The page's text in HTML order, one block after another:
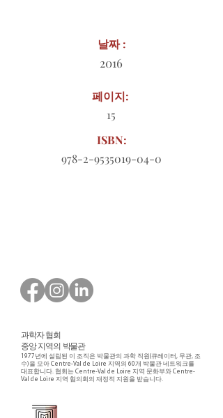
날짜 :
2016
페이지:
15
ISBN:
978-2-9535019-04-0
과학자 협회
중앙 지역의 박물관
1977년에 설립된 이 조직은 박물관의 과학 직원(큐레이터, 무관, 조
수)을 모아 Centre-Val de Loire 지역의 60개 박물관 네트워크를
대표합니다. 협회는 Centre-Val de Loire 지역 문화부와 Centre-
Val de Loire 지역 협의회의 재정적 지원을 받습니다.